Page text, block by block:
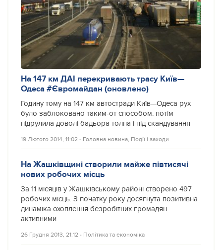
На 147 км ДАІ перекривають трасу Київ—
Одеса #Євромайдан (оновлено)
Годину тому на 147 км автостради Київ—Одеса рух
було заблоковано таким-от способом. потім
підрулила доволі бадьора толпа і під скандування
19 Лютого 2014, 11:02 ‐ Головна новина Події і заходи
На Жашківщині створили майже півтисячі
нових робочих місць
За 11 місяців у Жашківському районі створено 497
робочих місць. З початку року досягнута позитивна
динаміка охоплення безробітних громадян
активними
26 Грудня 2013, 21:12 ‐ Політика та економіка